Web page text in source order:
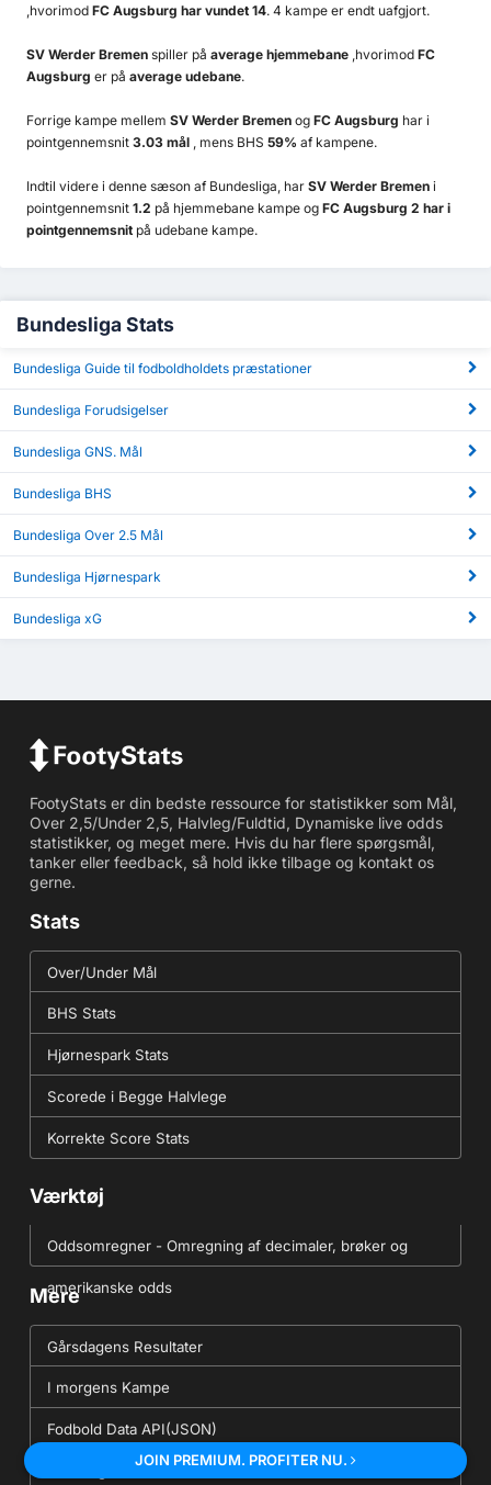
,hvorimod FC Augsburg har vundet 14. 4 kampe er endt uafgjort.
SV Werder Bremen spiller på average hjemmebane ,hvorimod FC
Augsburg er på average udebane.
Forrige kampe mellem SV Werder Bremen og FC Augsburg har i
pointgennemsnit 3.03 mål , mens BHS 59% af kampene.
Indtil videre i denne sæson af Bundesliga, har SV Werder Bremen i
pointgennemsnit 1.2 på hjemmebane kampe og FC Augsburg 2 har i
pointgennemsnit på udebane kampe.
Bundesliga Stats
Bundesliga Guide til fodboldholdets præstationer
Bundesliga Forudsigelser
Bundesliga GNS. Mål
Bundesliga BHS
Bundesliga Over 2.5 Mål
Bundesliga Hjørnespark
Bundesliga xG
FootyStats er din bedste ressource for statistikker som Mål,
Over 2,5/Under 2,5, Halvleg/Fuldtid, Dynamiske live odds
statistikker, og meget mere. Hvis du har flere spørgsmål,
tanker eller feedback, så hold ikke tilbage og kontakt os
gerne.
Stats
Over/Under Mål
BHS Stats
Hjørnespark Stats
Scorede i Begge Halvlege
Korrekte Score Stats
Værktøj
Oddsomregner - Omregning af decimaler, brøker og
amerikanske odds
Mere
Gårsdagens Resultater
I morgens Kampe
Fodbold Data API(JSON)
Forudsigelser
JOIN PREMIUM. PROFITER NU.